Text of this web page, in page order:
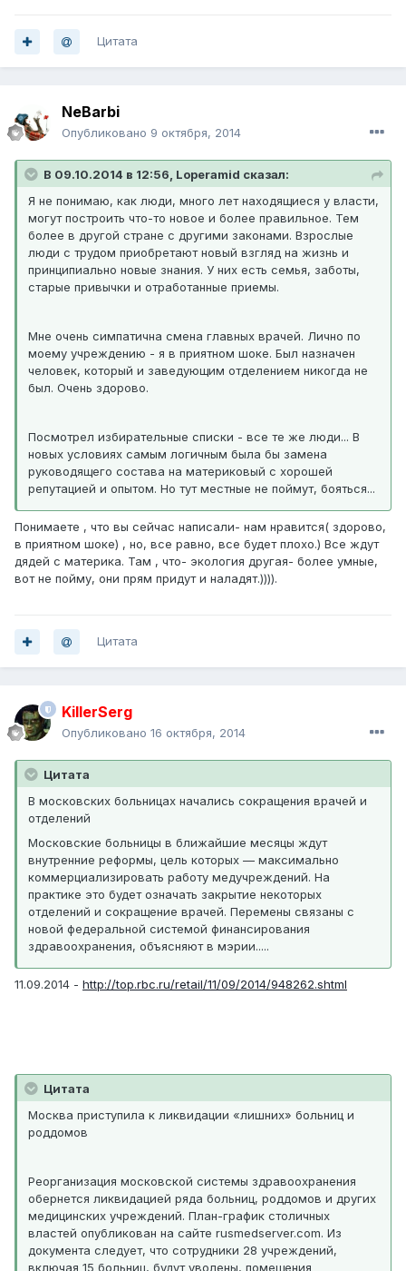
Цитата
NeBarbi
Опубликовано 9 октября, 2014
В 09.10.2014 в 12:56, Loperamid сказал:
Я не понимаю, как люди, много лет находящиеся у власти,
могут построить что-то новое и более правильное. Тем
более в другой стране с другими законами. Взрослые
люди с трудом приобретают новый взгляд на жизнь и
принципиально новые знания. У них есть семья, заботы,
старые привычки и отработанные приемы.
Мне очень симпатична смена главных врачей. Лично по
моему учреждению - я в приятном шоке. Был назначен
человек, который и заведующим отделением никогда не
был. Очень здорово.
Посмотрел избирательные списки - все те же люди... В
новых условиях самым логичным была бы замена
руководящего состава на материковый с хорошей
репутацией и опытом. Но тут местные не поймут, бояться...
Понимаете , что вы сейчас написали- нам нравится( здорово,
в приятном шоке) , но, все равно, все будет плохо.) Все ждут
дядей с материка. Там , что- экология другая- более умные,
вот не пойму, они прям придут и наладят.)))).
Цитата
KillerSerg
Опубликовано 16 октября, 2014
Цитата
В московских больницах начались сокращения врачей и
отделений
Московские больницы в ближайшие месяцы ждут
внутренние реформы, цель которых — максимально
коммерциализировать работу медучреждений. На
практике это будет означать закрытие некоторых
отделений и сокращение врачей. Перемены связаны с
новой федеральной системой финансирования
здравоохранения, объясняют в мэрии.....
11.09.2014 - http://top.rbc.ru/retail/11/09/2014/948262.shtml
Цитата
Москва приступила к ликвидации «лишних» больниц и
роддомов
Реорганизация московской системы здравоохранения
обернется ликвидацией ряда больниц, роддомов и других
медицинских учреждений. План-график столичных
властей опубликован на сайте rusmedserver.com. Из
документа следует, что сотрудники 28 учреждений,
включая 15 больниц, будут уволены, помещения